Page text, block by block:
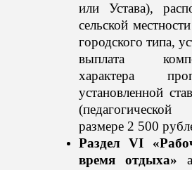
или Устава),
сельской
городского типа,
выплата
характера
установленной
размере 2 500
Раздел VI
время отдыха» а